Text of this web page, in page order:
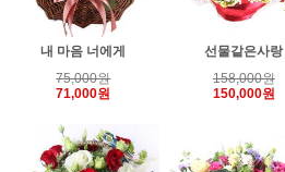
내 마음 너에게
75,000원
71,000원
선물같은사랑
158,000원
150,000원